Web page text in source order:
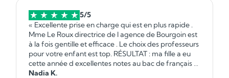
5/5
« Excellente prise en charge qui est en plus rapide .
Mme Le Roux directrice de l agence de Bourgoin est
à la fois gentille et efficace . Le choix des professeurs
pour votre enfant est top. RÉSULTAT : ma fille a eu
cette année d excellentes notes au bac de français et
et de maths !
Nadia K.